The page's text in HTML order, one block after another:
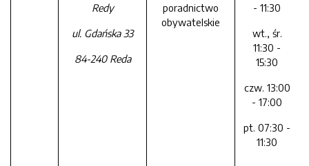
Redy
ul. Gdańska 33
84-240 Reda
poradnictwo
obywatelskie
- 11:30
wt., śr.
11:30 -
15:30
czw. 13:00
- 17:00
pt. 07:30 -
11:30